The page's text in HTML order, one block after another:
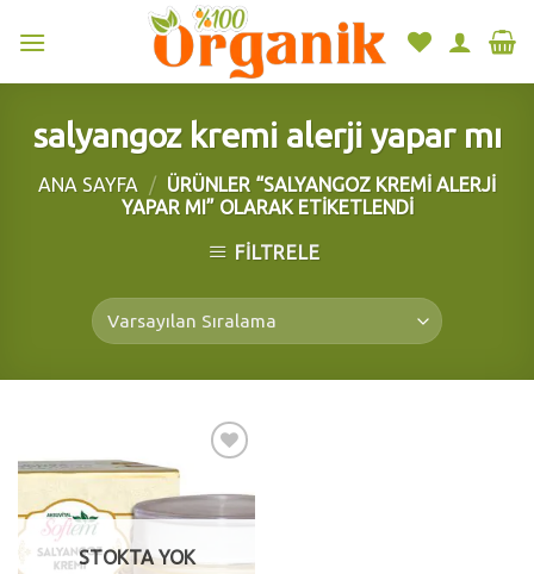
salyangoz kremi alerji yapar mı
ANA SAYFA / ÜRÜNLER “SALYANGOZ KREMI ALERJI
YAPAR MI” OLARAK ETIKETLENDI
FILTRELE
wishlist
STOKTA YOK